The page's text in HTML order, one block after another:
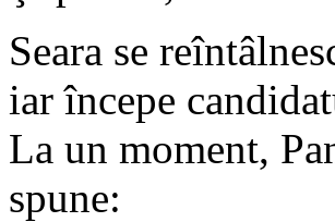
Seara se
iar începe
La un moment,
spune: